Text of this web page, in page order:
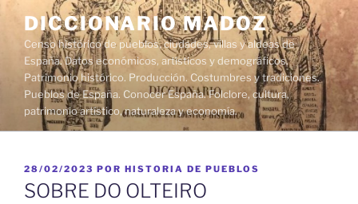
contenido
DICCIONARIO MADOZ
Censo histórico de pueblos, ciudades, villas y aldeas de
España. Datos económicos, artísticos y demográficos.
Patrimonio histórico. Producción. Costumbres y tradiciones.
Pueblos de España. Conocer España. Folclore, cultura,
patrimonio artístico, naturaleza y economía.
PUBLICADO
EL
28/02/2023 POR HISTORIA DE PUEBLOS
SOBRE DO OLTEIRO